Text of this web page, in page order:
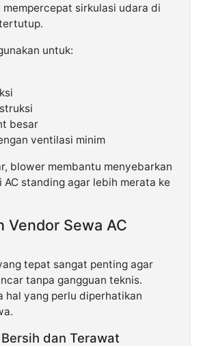
sirkulasi udara di
untuk:
besar
ventilasi minim
blower membantu menyebarkan
standing agar lebih merata ke
Vendor Sewa AC
tepat sangat penting agar
tanpa gangguan teknis.
hal yang perlu diperhatikan
dan Terawat